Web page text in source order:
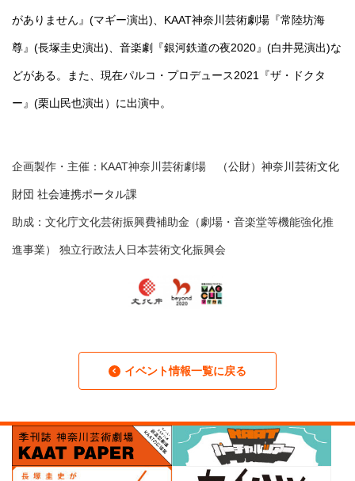
がありません』(マギー演出)、KAAT神奈川芸術劇場『常陸坊海
尊』(長塚圭史演出)、音楽劇『銀河鉄道の夜2020』(白井晃演出)な
どがある。また、現在パルコ・プロデュース2021『ザ・ドクタ
ー』(栗山民也演出）に出演中。
企画製作・主催：KAAT神奈川芸術劇場 （公財）神奈川芸術文化
財団 社会連携ポータル課
助成：文化庁文化芸術振興費補助金（劇場・音楽堂等機能強化推
進事業） 独立行政法人日本芸術文化振興会
イベント情報一覧に戻る